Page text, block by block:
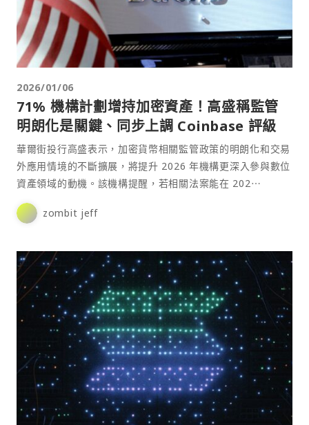
2026/01/06
71% 機構計劃增持加密資產！高盛稱監管
明朗化是關鍵、同步上調 Coinbase 評級
華爾街投行高盛表示，加密貨幣相關監管政策的明朗化和交易
外應用情境的不斷擴展，將提升 2026 年機構更深入參與數位
資產領域的動機。該機構提醒，若相關法案能在 202⋯
zombit jeff